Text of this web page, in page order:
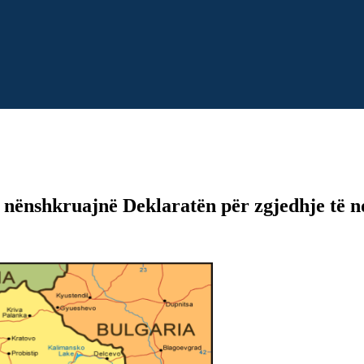
Deklaratën për zgjedhje të